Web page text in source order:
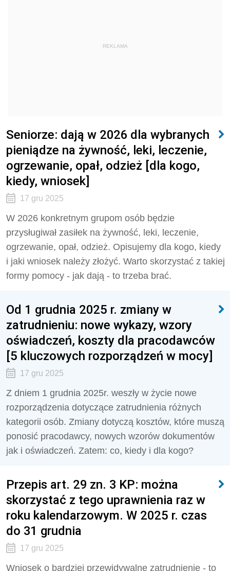
REKLAMA
Seniorze: dają w 2026 dla wybranych
pieniądze na żywność, leki, leczenie,
ogrzewanie, opał, odzież [dla kogo,
kiedy, wniosek]
17 gru 2025
W 2026 konkretnym grupom osób będzie
przysługiwał zasiłek na żywność, leki, leczenie,
ogrzewanie, opał, odzież. Opisujemy dla kogo, kiedy
i jaki wniosek należy złożyć. Warto skorzystać z takiej
formy pomocy - jak dają - to trzeba brać.
Od 1 grudnia 2025 r. zmiany w
zatrudnieniu: nowe wykazy, wzory
oświadczeń, koszty dla pracodawców
[5 kluczowych rozporządzeń w mocy]
17 gru 2025
Z dniem 1 grudnia 2025r. weszły w życie nowe
rozporządzenia dotyczące zatrudnienia różnych
kategorii osób. Zmiany dotyczą kosztów, które muszą
ponosić pracodawcy, nowych wzorów dokumentów
jak i oświadczeń. Zatem: co, kiedy i dla kogo?
Przepis art. 29 zn. 3 KP: można
skorzystać z tego uprawnienia raz w
roku kalendarzowym. W 2025 r. czas
do 31 grudnia
17 gru 2025
Wniosek o bardziej przewidywalne zatrudnienie - to